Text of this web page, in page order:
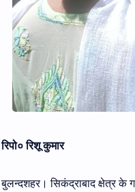
रिपो० रिशू कुमार
बुलन्दशहर। सिकंद्राबाद क्षेत्र के